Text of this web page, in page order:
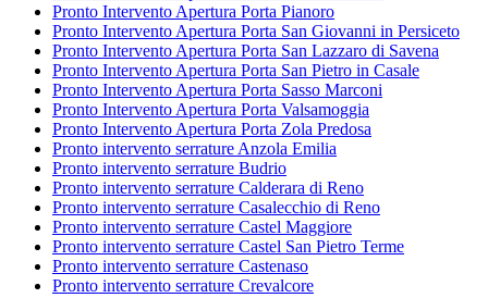
Pronto Intervento Apertura Porta Pianoro
Pronto Intervento Apertura Porta San Giovanni in Persiceto
Pronto Intervento Apertura Porta San Lazzaro di Savena
Pronto Intervento Apertura Porta San Pietro in Casale
Pronto Intervento Apertura Porta Sasso Marconi
Pronto Intervento Apertura Porta Valsamoggia
Pronto Intervento Apertura Porta Zola Predosa
Pronto intervento serrature Anzola Emilia
Pronto intervento serrature Budrio
Pronto intervento serrature Calderara di Reno
Pronto intervento serrature Casalecchio di Reno
Pronto intervento serrature Castel Maggiore
Pronto intervento serrature Castel San Pietro Terme
Pronto intervento serrature Castenaso
Pronto intervento serrature Crevalcore